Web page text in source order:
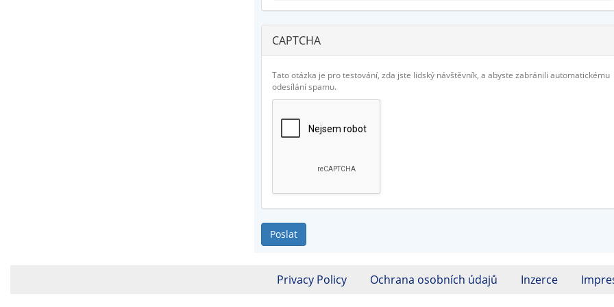
CAPTCHA
Tato otázka je pro testování, zda jste lidský návštěvník, a abyste zabránili automatickému
odesílání spamu.
Poslat
Privacy Policy Ochrana osobních údajů Inzerce